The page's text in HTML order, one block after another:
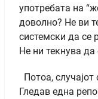
употребата на
доволно? Не ви
системски да се
Не ни текнува
Потоа,
Гледав една